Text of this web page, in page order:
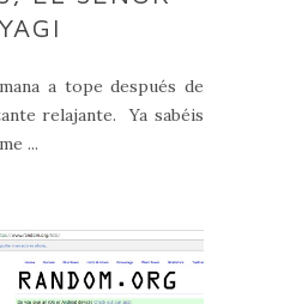
a tope después de
relajante. Ya sabéis
...